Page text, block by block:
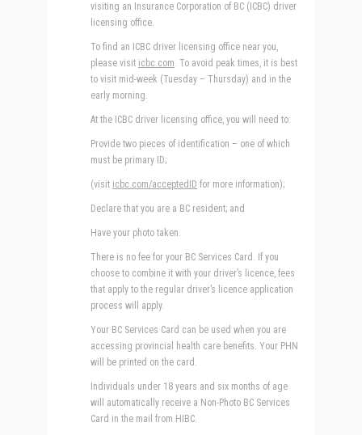
visiting an Insurance Corporation of BC (ICBC) driver
licensing office.
To find an ICBC driver licensing office near you,
please visit icbc.com. To avoid peak times, it is best
to visit mid-week (Tuesday – Thursday) and in the
early morning.
At the ICBC driver licensing office, you will need to:
Provide two pieces of identification – one of which
must be primary ID;
​(visit icbc.com/acceptedID for more information);
Declare that you are a BC resident; and
Have your photo taken.
There is no fee for your BC Services Card. If you
choose to combine it with your driver’s licence, fees
that apply to the regular driver’s licence application
process will apply.
Your BC Services Card can be used when you are
accessing provincial health care benefits. Your PHN
will be printed on the card.
Individuals under 18 years and six months of age
will automatically receive a Non-Photo BC Services
Card in the mail from HIBC.